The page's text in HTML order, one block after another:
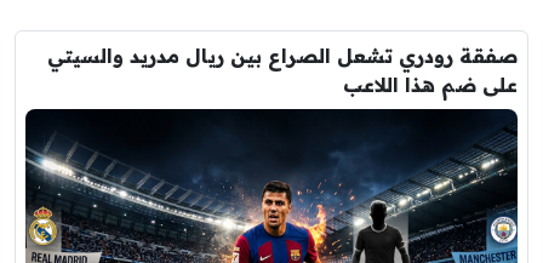
صفقة رودري تشعل الصراع بين ريال مدريد والسيتي
على ضم هذا اللاعب